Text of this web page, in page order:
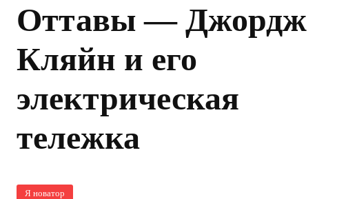
Оттавы — Джордж
Кляйн и его
электрическая
тележка
Я новатор